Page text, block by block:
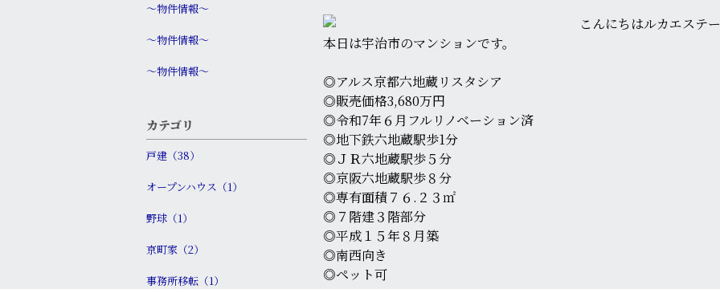
〜物件情報〜
〜物件情報〜
〜物件情報〜
カテゴリ
戸建（38）
オープンハウス（1）
野球（1）
京町家（2）
事務所移転（1）
こんにちはルカエステー
本日は宇治市のマンションです。
◎アルス京都六地蔵リスタシア
◎販売価格3,680万円
◎令和7年６月フルリノベーション済
◎地下鉄六地蔵駅歩1分
◎ＪＲ六地蔵駅歩５分
◎京阪六地蔵駅歩８分
◎専有面積７６.２３㎡
◎７階建３階部分
◎平成１５年８月築
◎南西向き
◎ペット可